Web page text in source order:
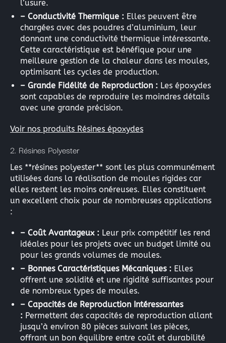
l’usure.
– Conductivité Thermique : Elles peuvent être
chargées avec des poudres d’aluminium, leur
donnant une conductivité thermique intéressante.
Cette caractéristique est bénéfique pour une
meilleure gestion de la chaleur dans les moules,
optimisant les cycles de production.
– Grande Fidélité de Reproduction : Les époxydes
sont capables de reproduire les moindres détails
avec une grande précision.
Voir nos produits Résines époxydes
2. Résines Polyester
Les **résines polyester** sont les plus communément
utilisées dans la réalisation de moules rigides car
elles restent les moins onéreuses. Elles constituent
un excellent choix pour de nombreuses applications
:
– Coût Avantageux : Leur prix compétitif les rend
idéales pour les projets avec un budget limité ou
pour les grands volumes de moules.
– Bonnes Caractéristiques Mécaniques : Elles
offrent une solidité et une rigidité suffisantes pour
de nombreux types de moules.
– Capacités de Reproduction Intéressantes
: Permettent des capacités de reproduction allant
jusqu’à environ 80 pièces suivant les pièces,
offrant un bon équilibre entre coût et durabilité